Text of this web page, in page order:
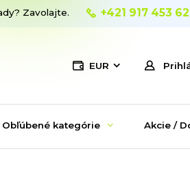
EUR
Zavolajte. +421 917 453
Obľúbené kategórie Akcie /